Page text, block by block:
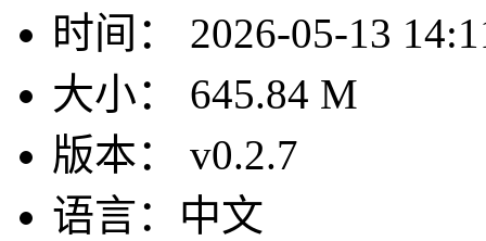
时间：
2026-05-13
大小：
645.84 M
版本：
v0.2.7
语言： 中文